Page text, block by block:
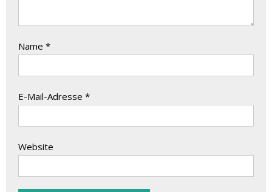
Name *
E-Mail-Adresse *
Website